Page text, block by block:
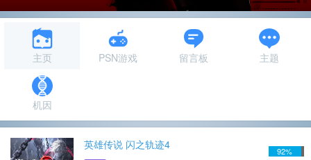
主页 PSN游戏 留言板 主题
机因
英雄传说 闪之轨迹4 92%